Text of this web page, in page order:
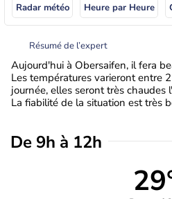
Radar météo Heure par Heure
Résumé de l’expert
Aujourd'hui à Obersaifen, il fera
Les températures varieront entre
journée, elles seront très chaudes
La fiabilité de la situation est très
De 9h à 12h